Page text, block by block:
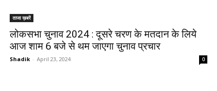
ताजा ख़बरें
लोकसभा चुनाव 2024 : दूसरे चरण के मतदान के लिये
आज शाम 6 बजे से थम जाएगा चुनाव प्रचार
Shadik - April 23, 2024 0